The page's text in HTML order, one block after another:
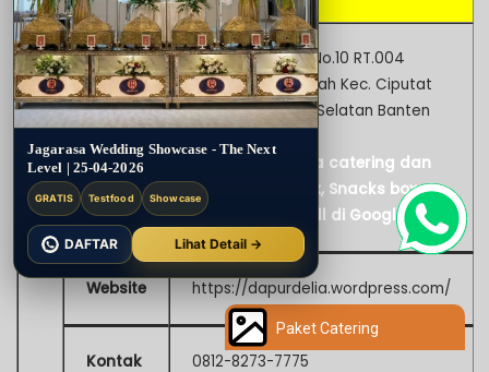
Jl. Suka Makmur No.10 RT.004
FRW.02 Serua Indah Kec. Ciputat
Kota Tangerang Selatan Banten
Lihat Dapur Delia catering dan
aqiqah, Nasi Box, Snacks box,
tumpeng mini, dll di Google Map
Website https://dapurdelia.wordpress.com/
Kontak 0812-8273-7775
Paket Catering
Jagarasa Wedding Showcase - The Next
Level | 25-04-2026
GRATIS Testfood Showcase
DAFTAR Lihat Detail →